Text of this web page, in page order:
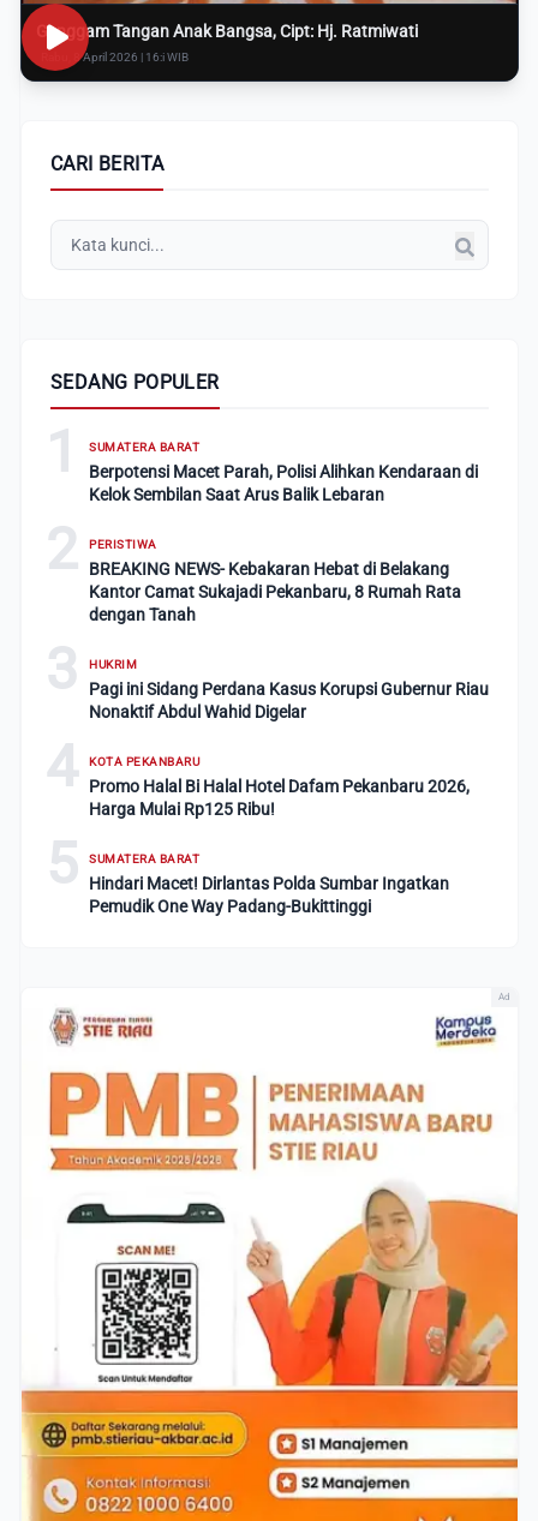
Genggam Tangan Anak Bangsa, Cipt: Hj. Ratmiwati
Rabu, 8 April 2026 | 16:i WIB
CARI BERITA
SEDANG POPULER
1 SUMATERA BARAT
Berpotensi Macet Parah, Polisi Alihkan Kendaraan di
Kelok Sembilan Saat Arus Balik Lebaran
2 PERISTIWA
BREAKING NEWS- Kebakaran Hebat di Belakang
Kantor Camat Sukajadi Pekanbaru, 8 Rumah Rata
dengan Tanah
3 HUKRIM
Pagi ini Sidang Perdana Kasus Korupsi Gubernur Riau
Nonaktif Abdul Wahid Digelar
4 KOTA PEKANBARU
Promo Halal Bi Halal Hotel Dafam Pekanbaru 2026,
Harga Mulai Rp125 Ribu!
5 SUMATERA BARAT
Hindari Macet! Dirlantas Polda Sumbar Ingatkan
Pemudik One Way Padang-Bukittinggi
Ad